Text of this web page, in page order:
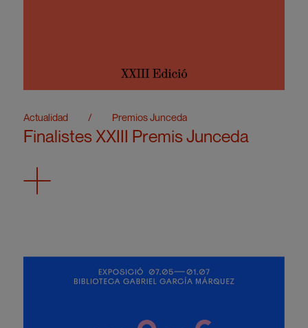
Actualidad / Premios Junceda
Finalistes XXIII Premis Junceda